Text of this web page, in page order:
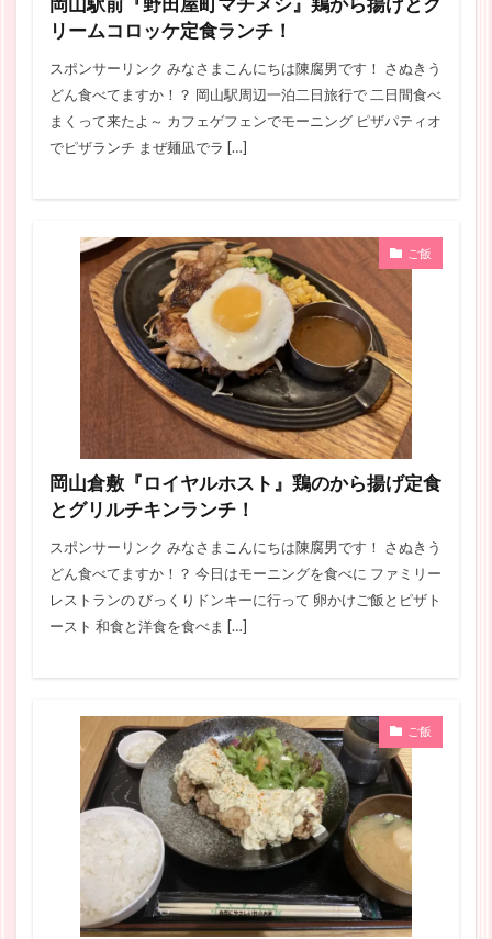
岡山駅前『野田屋町マチメシ』鶏から揚げとク
リームコロッケ定食ランチ！
スポンサーリンク みなさまこんにちは陳腐男です！ さぬきう
どん食べてますか！？ 岡山駅周辺一泊二日旅行で 二日間食べ
まくって来たよ～ カフェゲフェンでモーニング ピザパティオ
でピザランチ まぜ麺凪でラ […]
ご飯
岡山倉敷『ロイヤルホスト』鶏のから揚げ定食
とグリルチキンランチ！
スポンサーリンク みなさまこんにちは陳腐男です！ さぬきう
どん食べてますか！？ 今日はモーニングを食べに ファミリー
レストランの びっくりドンキーに行って 卵かけご飯とピザト
ースト 和食と洋食を食べま […]
ご飯